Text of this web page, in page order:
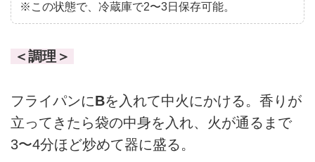
※この状態で、冷蔵庫で2〜3日保存可能。
＜調理＞
フライパンにBを入れて中火にかける。香りが
立ってきたら袋の中身を入れ、火が通るまで
3〜4分ほど炒めて器に盛る。